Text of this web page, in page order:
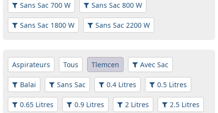
Sans Sac 700 W Sans Sac 800 W
Sans Sac 1800 W Sans Sac 2200 W
Aspirateurs Tous Tlemcen Avec Sac
Balai Sans Sac 0.4 Litres 0.5 Litres
0.65 Litres 0.9 Litres 2 Litres 2.5 Litres